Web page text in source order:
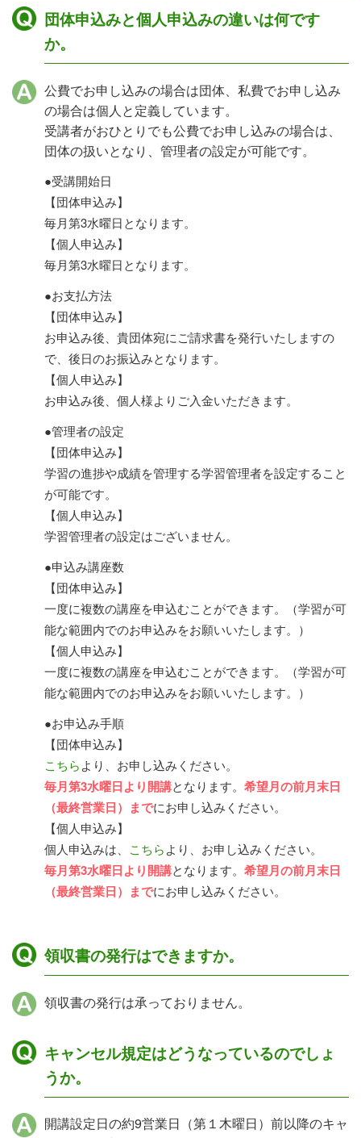
団体申込みと個人申込みの違いは何です
か。
公費でお申し込みの場合は団体、私費でお申し込み
の場合は個人と定義しています。
受講者がおひとりでも公費でお申し込みの場合は、
団体の扱いとなり、管理者の設定が可能です。
●受講開始日
【団体申込み】
毎月第3水曜日となります。
【個人申込み】
毎月第3水曜日となります。
●お支払方法
【団体申込み】
お申込み後、貴団体宛にご請求書を発行いたしますの
で、後日のお振込みとなります。
【個人申込み】
お申込み後、個人様よりご入金いただきます。
●管理者の設定
【団体申込み】
学習の進捗や成績を管理する学習管理者を設定すること
が可能です。
【個人申込み】
学習管理者の設定はございません。
●申込み講座数
【団体申込み】
一度に複数の講座を申込むことができます。（学習が可
能な範囲内でのお申込みをお願いいたします。）
【個人申込み】
一度に複数の講座を申込むことができます。（学習が可
能な範囲内でのお申込みをお願いいたします。）
●お申込み手順
【団体申込み】
こちらより、お申し込みください。
毎月第3水曜日より開講となります。 希望月の前月末日
（最終営業日）までにお申し込みください。
【個人申込み】
個人申込みは、 こちらより、お申し込みください。
毎月第3水曜日より開講となります。 希望月の前月末日
（最終営業日）までにお申し込みください。
領収書の発行はできますか。
領収書の発行は承っておりません。
キャンセル規定はどうなっているのでしょ
うか。
開講設定日の約9営業日（第１木曜日）前以降のキャ